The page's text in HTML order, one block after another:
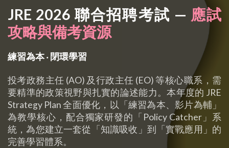
JRE 2026 聯合招聘考試 — 應試
攻略與備考資源
練習為本 ‧ 閉環學習
投考政務主任 (AO) 及行政主任 (EO) 等核心職系，需
要精準的政策視野與扎實的論述能力。本年度的 JRE
Strategy Plan 全面優化，以「練習為本、影片為輔」
為教學核心，配合獨家研發的「Policy Catcher」系
統，為您建立一套從「知識吸收」到「實戰應用」的
完善學習體系。